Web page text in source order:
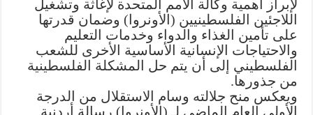
لإبراز أهمية وكالة الأمم المتحدة لإغاثة وتشغيل
اللاجئين الفلسطينيين (الأونروا) وضمان قدرتها
على تأمين الغذاء والدواء وخدمات التعليم
والاحتياجات الإنسانية الأساسية الأخرى للشعب
الفلسطيني إلى أن يتم حل المشكلة الفلسطينية
من جذورها.
ويعكس منح جلالته وسام الاستقلال من الدرجة
الأولى العام الماضي لـ (الأونروا) رسالة أردنية